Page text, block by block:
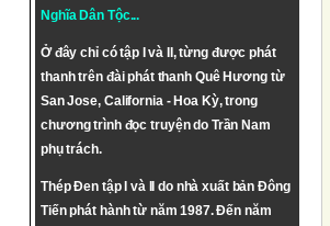
Nghĩa Dân Tộc...
Ở đây chỉ có tập I và II, từng được phát
thanh trên đài phát thanh Quê Hương từ
San Jose, California - Hoa Kỳ, trong
chương trình đọc truyện do Trần Nam
phụ trách.
Thép Đen tập I và II do nhà xuất bản Đông
Tiến phát hành từ năm 1987. Đến năm